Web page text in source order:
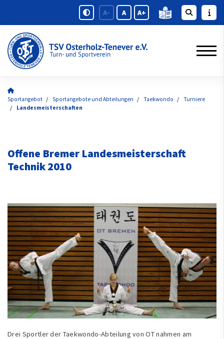
A- A A+
Sportangebot Sportangebote und Abteilungen Taekwondo
Turniere
Landesmeisterschaften
Offene Bremer Landesmeisterschaft
Technik 2010
Drei Sportler der Taekwondo-Abteilung von OT nahmen am